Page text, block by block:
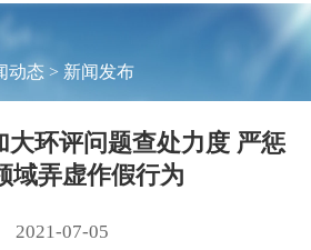
动态 > 新闻发布
大环评问题查处力度 严惩
域弄虚作假行为
2021-07-05